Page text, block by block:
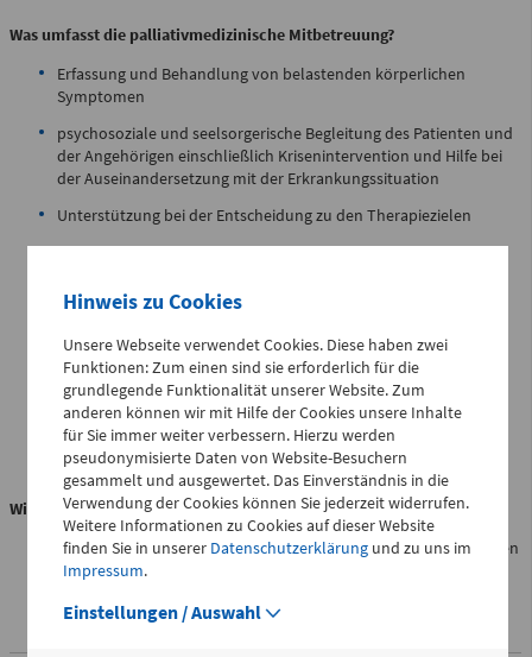
Für kardiologische Notfälle (zum Beispiel Herzinfarkt)
Telefon
0172 - 377 2436
Notfallambulanz
(0 bis 24 Uhr)
Flemmingstraße 2 (N022/Haus
Telefon
0371 - 333
36328
Geburtensaal
Was umfasst die palliativmedizinische Mitbetreuung?
Erfassung und Behandlung von belastenden körperlichen
Symptomen
psychosoziale und seelsorgerische Begleitung des Patienten und
der Angehörigen einschließlich Krisenintervention und Hilfe bei
der Auseinandersetzung mit der Erkrankungssituation
Unterstützung bei der Entscheidung zu den Therapiezielen
Intensivierte pflegerische und therapeutische Betreuung durch
Ergotherapie)
Beratung zu Themen wie Patientenverfügung und
Vorsorgevollmacht
Koordination und Organisation einer medizinischen und
pflegerischen poststätionären Betreuung
Betreuung am Lebensende
Wie erreichen Sie uns?
Patienten, welche stationär behandelt werden, erhalten über den
Stationsarzt der behandelnden Station Kontakt zum
Hinweis zu Cookies
Unsere Webseite verwendet Cookies. Diese haben zwei
Funktionen: Zum einen sind sie erforderlich für die
grundlegende Funktionalität unserer Website. Zum
anderen können wir mit Hilfe der Cookies unsere Inhalte
für Sie immer weiter verbessern. Hierzu werden
pseudonymisierte Daten von Website-Besuchern
gesammelt und ausgewertet. Das Einverständnis in die
Verwendung der Cookies können Sie jederzeit widerrufen.
Weitere Informationen zu Cookies auf dieser Website
finden Sie in unserer Datenschutzerklärungund zu uns im
Impressum.
Einstellungen / Auswahl